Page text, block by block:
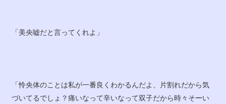
「美央嘘だと言ってくれよ」
「怜央体のことは私が一番良くわかるんだよ、片割れだから気
づいてるでしょ？痛いなって辛いなって双子だから時々そーい